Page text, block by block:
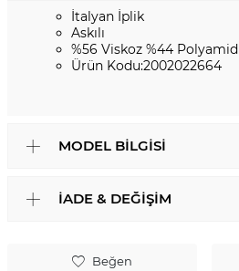
Beğen
İtalyan İplik
Askılı
%56 Viskoz %44 Polyamid
Ürün Kodu:2002022664
MODEL BILGISI
İADE & DEĞIŞIM